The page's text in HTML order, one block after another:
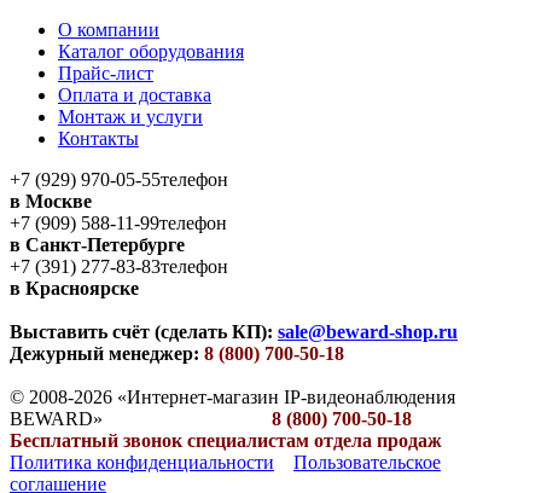
О компании
Каталог оборудования
Прайс-лист
Оплата и доставка
Монтаж и услуги
Контакты
+7 (929) 970-05-55телефон
в Москве
+7 (909) 588-11-99телефон
в Санкт-Петербурге
+7 (391) 277-83-83телефон
в Красноярске
Выставить счёт (сделать КП): sale@beward-shop.ru
Дежурный менеджер: 8 (800) 700-50-18
© 2008-2026 «Интернет-магазин IP-видеонаблюдения
BEWARD» 8 (800) 700-50-18
Бесплатный звонок специалистам отдела продаж
Политика конфиденциальности
Пользовательское
соглашение